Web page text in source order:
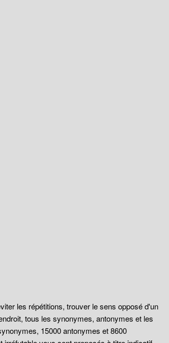
les répétitions, trouver le sens opposé d'un
tous les synonymes, antonymes et les
15000 antonymes et 8600